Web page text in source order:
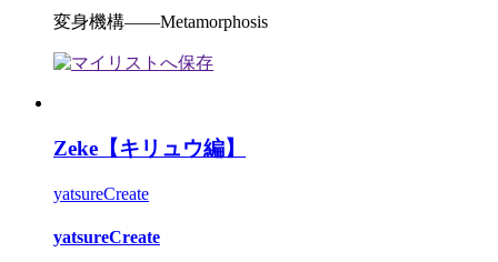
変身機構――Metamorphosis
Zeke【キリュウ編】
yatsureCreate
yatsureCreate